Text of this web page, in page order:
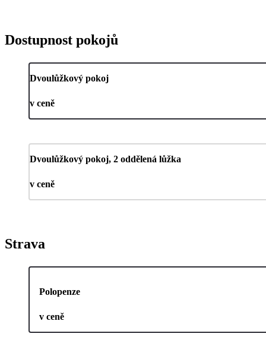
Dostupnost pokojů
Dvoulůžkový pokoj
v ceně
Dvoulůžkový pokoj, 2 oddělená lůžka
v ceně
Strava
Polopenze
v ceně